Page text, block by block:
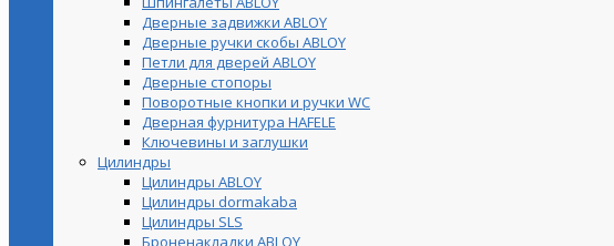
Дверные задвижки ABLOY
Дверные ручки скобы ABLOY
Петли для дверей ABLOY
Дверные стопоры
Поворотные кнопки и ручки WC
Дверная фурнитура HAFELE
Ключевины и заглушки
Цилиндры
Цилиндры ABLOY
Цилиндры dormakaba
Цилиндры SLS
Броненакладки ABLOY